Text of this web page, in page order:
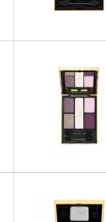
OMBRES À